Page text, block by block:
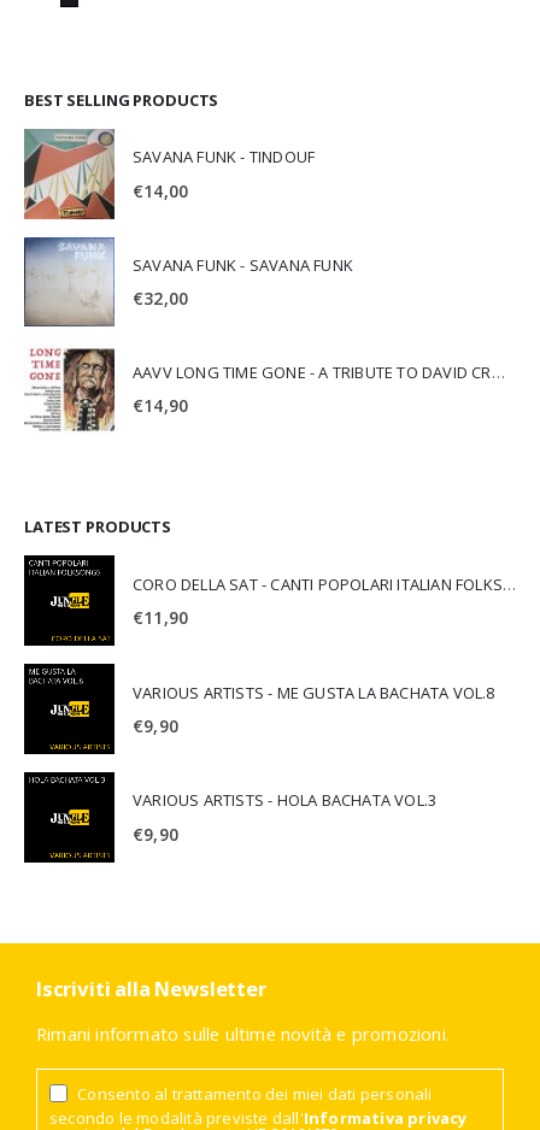
BEST SELLING PRODUCTS
SAVANA FUNK - TINDOUF
€14,00
SAVANA FUNK - SAVANA FUNK
€32,00
AAVV LONG TIME GONE - A TRIBUTE TO DAVID CROSBY
€14,90
LATEST PRODUCTS
CORO DELLA SAT - CANTI POPOLARI ITALIAN FOLKSONGS
€11,90
VARIOUS ARTISTS - ME GUSTA LA BACHATA VOL.8
€9,90
VARIOUS ARTISTS - HOLA BACHATA VOL.3
€9,90
Iscriviti alla Newsletter
Rimani informato sulle ultime novità e promozioni.
Consento al trattamento dei miei dati personali
secondo le modalità previste dall'Informativa privacy